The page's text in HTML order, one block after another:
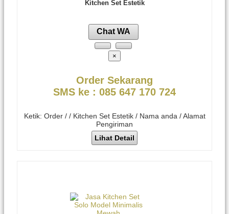
Kitchen Set Estetik
Chat WA
×
Order Sekarang
SMS ke : 085 647 170 724
Ketik: Order / / Kitchen Set Estetik / Nama anda / Alamat
Pengiriman
Lihat Detail